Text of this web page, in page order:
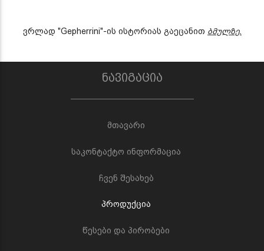
ვრლად "Gepherrini"-ის ისტორიას გაეცანით ბმულზე.
ნავიგაცია
მთავარი
საკონტაქტო ინფორმაცია
ჩვენ შესახებ
პროდუქცია
წესები და პირობები